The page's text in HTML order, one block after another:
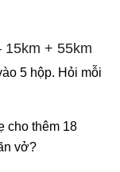
15km + 55km
5 hộp. Hỏi mỗi
cho thêm 18
vở?